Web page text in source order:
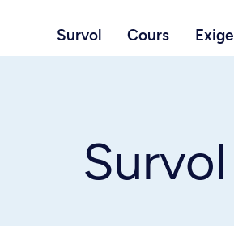
Survol Cours